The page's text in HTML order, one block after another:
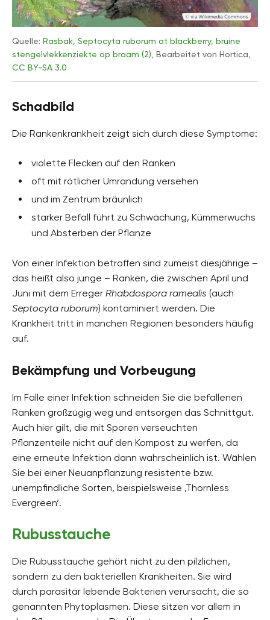
Quelle: Rasbak Septocyta ruborum at blackberry, bruine
stengelvlekkenziekte op braam (2) , Bearbeitet von Hortica,
CC BY-SA 3.0
Schadbild
Die Rankenkrankheit zeigt sich durch diese Symptome:
violette Flecken auf den Ranken
oft mit rötlicher Umrandung versehen
und im Zentrum bräunlich
starker Befall führt zu Schwächung, Kümmerwuchs
und Absterben der Pflanze
Von einer Infektion betroffen sind zumeist diesjährige –
das heißt also junge – Ranken, die zwischen April und
Juni mit dem Erreger Rhabdospora ramealis (auch
Septocyta ruborum) kontaminiert werden. Die
Krankheit tritt in manchen Regionen besonders häufig
auf.
Bekämpfung und Vorbeugung
Im Falle einer Infektion schneiden Sie die befallenen
Ranken großzügig weg und entsorgen das Schnittgut.
Auch hier gilt, die mit Sporen verseuchten
Pflanzenteile nicht auf den Kompost zu werfen, da
eine erneute Infektion dann wahrscheinlich ist. Wählen
Sie bei einer Neuanpflanzung resistente bzw.
unempfindliche Sorten, beispielsweise ‚Thornless
Evergreen‘.
Rubusstauche
Die Rubusstauche gehört nicht zu den pilzlichen,
sondern zu den bakteriellen Krankheiten. Sie wird
durch parasitär lebende Bakterien verursacht, die so
genannten Phytoplasmen. Diese sitzen vor allem in